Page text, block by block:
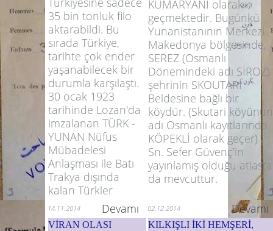
35 bin tonluk filo
aktarabildi. Bu
sırada Türkiye,
tarihte çok ender
yaşanabilecek bir
durumla karşılaştı.
30 ocak 1923
tarihinde Lozan'da
imzalanan TÜRK -
YUNAN Nüfus
Mübadelesi
Anlaşması ile Batı
Trakya dışında
kalan Türkler
KUMARYANİ olarak
geçmektedir. Bugünkü
Yunanistanının Merkezi
Makedonya bölgesinde,
SEREZ (Osmanlı
Dönemindeki adı SİROZ)
şehrinin SKOUTARİ
Beldesine bağlı bir
köydür. (Skutari köyünün
adı Osmanlı kayıtlarında
KÖPEKLİ olarak geçer)
Sn. Sefer Güvenç’in
yayınlamış olduğu atlasta
da mevcuttur.
14.11.2014 Devamı 02.12.2014 Devamı
VİRAN OLASI
KILKIŞLI İKİ HEMŞERİ,